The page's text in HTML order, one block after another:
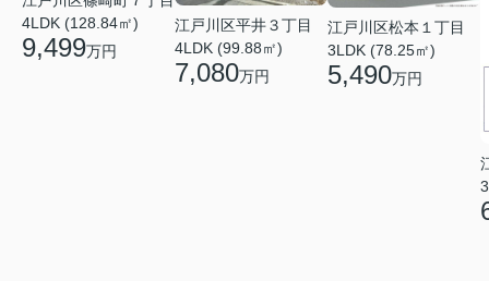
4LDK (128.84㎡)
9,499万円
江戸川区平井３丁目
4LDK (99.88㎡)
7,080万円
江戸川区松本１丁目
3LDK (78.25㎡)
5,490万円